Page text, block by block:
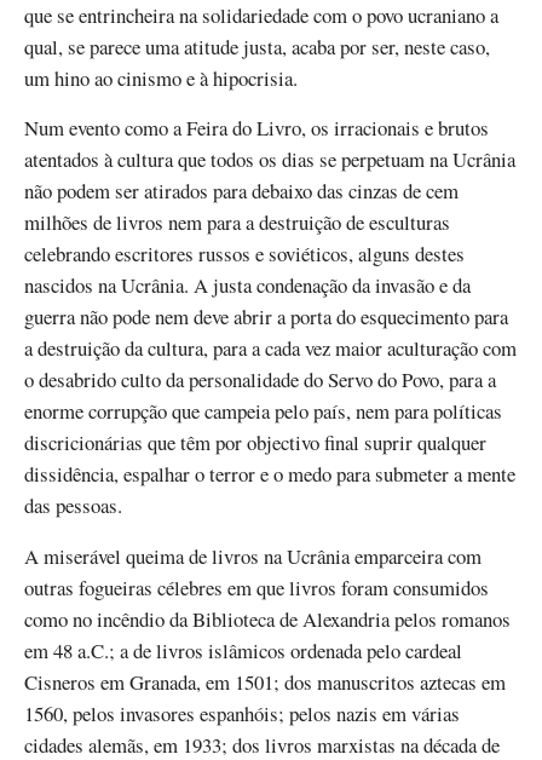
que se entrincheira na solidariedade com o povo ucraniano a
qual, se parece uma atitude justa, acaba por ser, neste caso,
um hino ao cinismo e à hipocrisia.
Num evento como a Feira do Livro, os irracionais e brutos
atentados à cultura que todos os dias se perpetuam na Ucrânia
não podem ser atirados para debaixo das cinzas de cem
milhões de livros nem para a destruição de esculturas
celebrando escritores russos e soviéticos, alguns destes
nascidos na Ucrânia. A justa condenação da invasão e da
guerra não pode nem deve abrir a porta do esquecimento para
a destruição da cultura, para a cada vez maior aculturação com
o desabrido culto da personalidade do Servo do Povo, para a
enorme corrupção que campeia pelo país, nem para políticas
discricionárias que têm por objectivo final suprir qualquer
dissidência, espalhar o terror e o medo para submeter a mente
das pessoas.
A miserável queima de livros na Ucrânia emparceira com
outras fogueiras célebres em que livros foram consumidos
como no incêndio da Biblioteca de Alexandria pelos romanos
em 48 a.C.; a de livros islâmicos ordenada pelo cardeal
Cisneros em Granada, em 1501; dos manuscritos aztecas em
1560, pelos invasores espanhóis; pelos nazis em várias
cidades alemãs, em 1933; dos livros marxistas na década de